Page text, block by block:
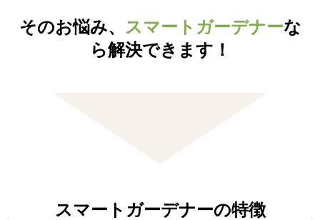
そのお悩み、 スマートガーデナーな
ら解決できます！
スマートガーデナーの特徴